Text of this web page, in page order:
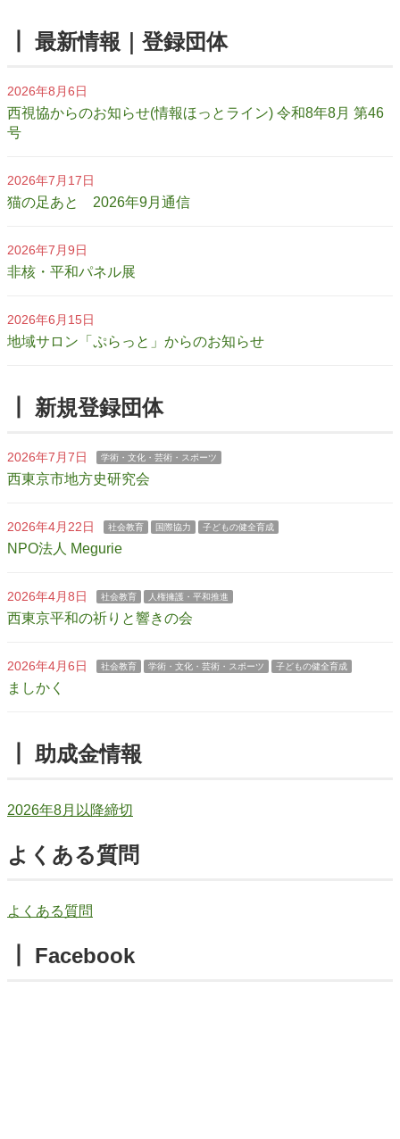
┃ 最新情報｜登録団体
2026年8月6日
西視協からのお知らせ(情報ほっとライン) 令和8年8月 第46
号
2026年7月17日
猫の足あと 2026年9月通信
2026年7月9日
非核・平和パネル展
2026年6月15日
地域サロン「ぷらっと」からのお知らせ
┃ 新規登録団体
2026年7月7日 学術・文化・芸術・スポーツ
西東京市地方史研究会
2026年4月22日 社会教育 国際協力 子どもの健全育成
NPO法人 Megurie
2026年4月8日 社会教育 人権擁護・平和推進
西東京平和の祈りと響きの会
2026年4月6日 社会教育 学術・文化・芸術・スポーツ 子どもの健全育成
ましかく
┃ 助成金情報
2026年8月以降締切
よくある質問
よくある質問
┃ Facebook